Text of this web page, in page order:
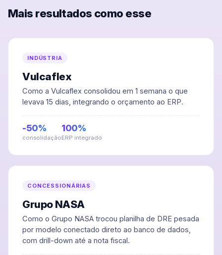
Mais resultados como esse
INDÚSTRIA
Vulcaflex
Como a Vulcaflex consolidou em 1 semana o que
levava 15 dias, integrando o orçamento ao ERP.
-50%
consolidação
100%
ERP integrado
CONCESSIONÁRIAS
Grupo NASA
Como o Grupo NASA trocou planilha de DRE pesada
por modelo conectado direto ao banco de dados,
com drill-down até a nota fiscal.